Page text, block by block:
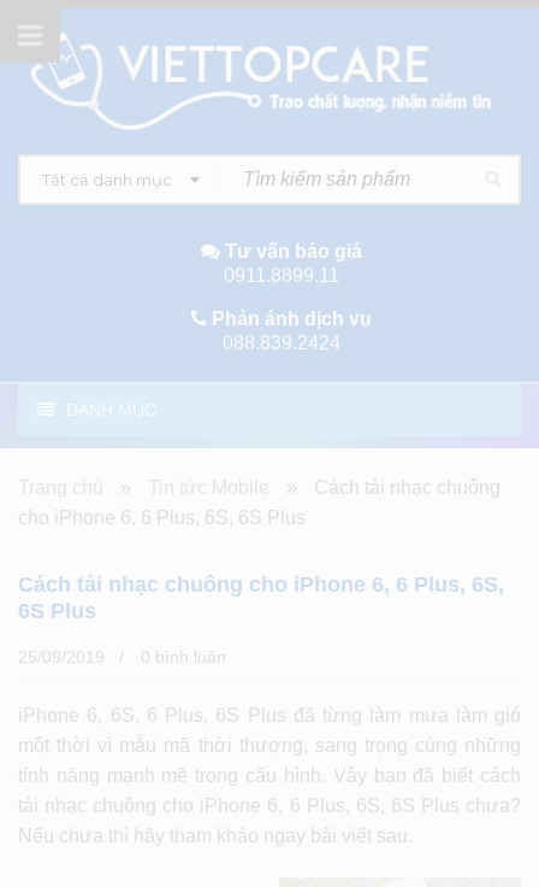
Tất cả danh mục
Tư vấn báo giá
0911.8899.11
Phản ánh dịch vụ
088.839.2424
DANH MỤC
Trang chủ » Tin tức Mobile »
Cách tải nhạc chuông
cho iPhone 6, 6 Plus, 6S, 6S Plus
Cách tải nhạc chuông cho iPhone 6, 6 Plus, 6S,
6S Plus
25/09/2019 0 bình luân
iPhone 6, 6S, 6 Plus, 6S Plus đã từng làm mưa làm gió
một thời vì mẫu mã thời thượng, sang trọng cùng những
tính năng mạnh mẽ trong cấu hình. Vậy bạn đã biết cách
tải nhạc chuông cho iPhone 6, 6 Plus, 6S, 6S Plus chưa?
Nếu chưa thì hãy tham khảo ngay bài viết sau.